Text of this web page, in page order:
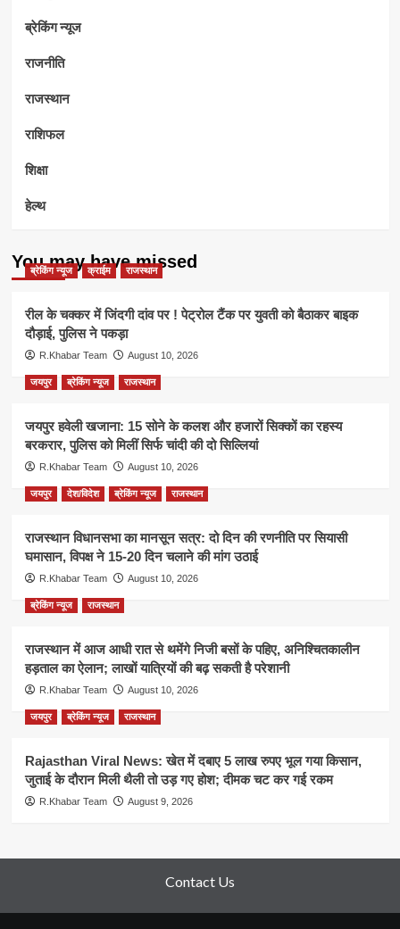
ब्रेकिंग न्यूज
राजनीति
राजस्थान
राशिफल
शिक्षा
हेल्थ
You may have missed
ब्रेकिंग न्यूज क्राईम राजस्थान
रील के चक्कर में जिंदगी दांव पर ! पेट्रोल टैंक पर युवती को बैठाकर बाइक
दौड़ाई, पुलिस ने पकड़ा
R.Khabar Team August 10, 2026
जयपुर ब्रेकिंग न्यूज राजस्थान
जयपुर हवेली खजाना: 15 सोने के कलश और हजारों सिक्कों का रहस्य
बरकरार, पुलिस को मिलीं सिर्फ चांदी की दो सिल्लियां
R.Khabar Team August 10, 2026
जयपुर देश/विदेश ब्रेकिंग न्यूज राजस्थान
राजस्थान विधानसभा का मानसून सत्र: दो दिन की रणनीति पर सियासी
घमासान, विपक्ष ने 15-20 दिन चलाने की मांग उठाई
R.Khabar Team August 10, 2026
ब्रेकिंग न्यूज राजस्थान
राजस्थान में आज आधी रात से थमेंगे निजी बसों के पहिए, अनिश्चितकालीन
हड़ताल का ऐलान; लाखों यात्रियों की बढ़ सकती है परेशानी
R.Khabar Team August 10, 2026
जयपुर ब्रेकिंग न्यूज राजस्थान
Rajasthan Viral News: खेत में दबाए 5 लाख रुपए भूल गया किसान,
जुताई के दौरान मिली थैली तो उड़ गए होश; दीमक चट कर गई रकम
R.Khabar Team August 9, 2026
Contact Us